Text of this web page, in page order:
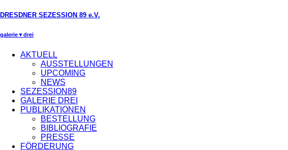
DRESDNER SEZESSION 89 e.V.
galerie▼drei
AKTUELL
AUSSTELLUNGEN
UPCOMING
NEWS
SEZESSION89
GALERIE DREI
PUBLIKATIONEN
BESTELLUNG
BIBLIOGRAFIE
PRESSE
FÖRDERUNG